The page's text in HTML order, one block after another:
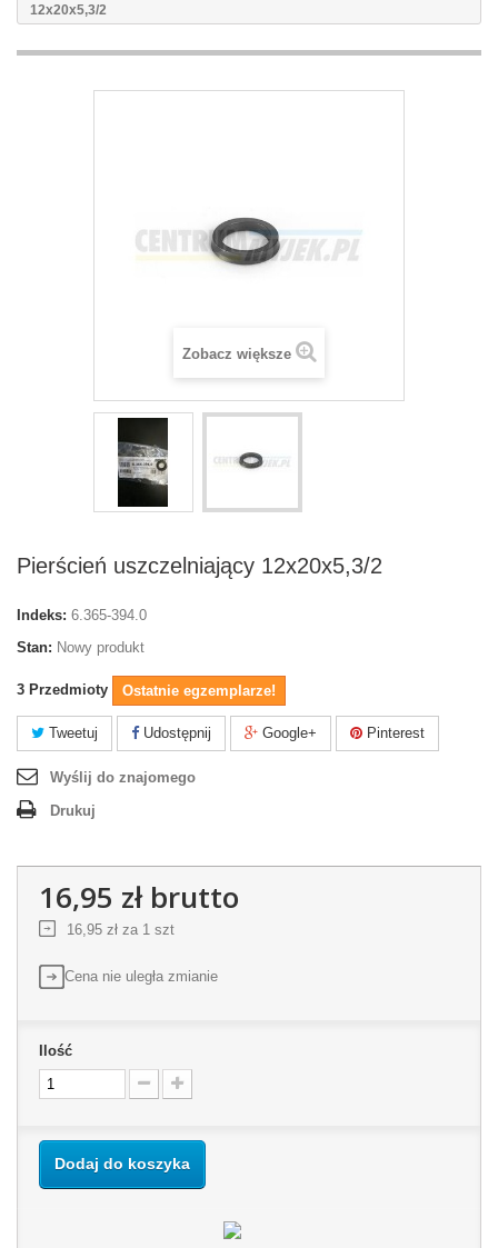
12x20x5,3/2
Zobacz większe
Pierścień uszczelniający 12x20x5,3/2
Indeks: 6.365-394.0
Stan: Nowy produkt
3 Przedmioty Ostatnie egzemplarze!
Tweetuj Udostępnij Google+ Pinterest
Wyślij do znajomego
Drukuj
16,95 złbrutto
16,95 zł za 1 szt
Cena nie uległa zmianie
Ilość
Dodaj do koszyka